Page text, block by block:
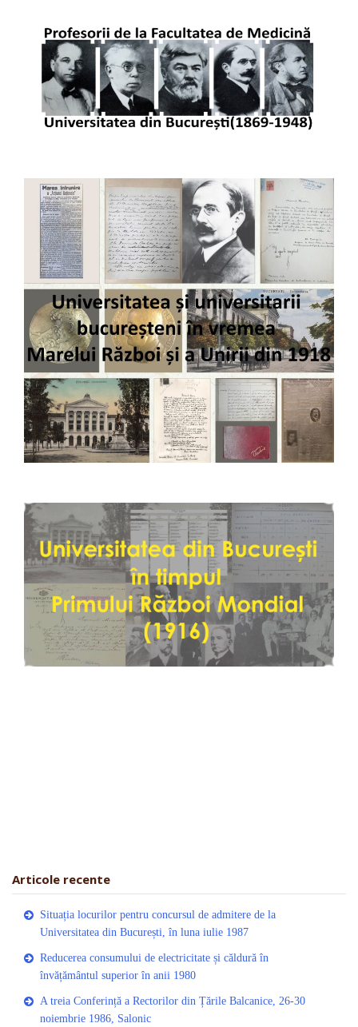
Articole recente
Situația locurilor pentru concursul de admitere de la
Universitatea din București, în luna iulie 1987
Reducerea consumului de electricitate și căldură în
învățământul superior în anii 1980
A treia Conferință a Rectorilor din Țările Balcanice, 26-30
noiembrie 1986, Salonic